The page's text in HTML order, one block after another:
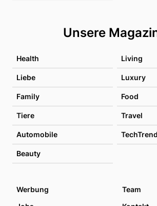
Unsere
Health Living
Liebe Luxury
Family Food
Tiere Travel
Automobile
Beauty
Werbung
Team